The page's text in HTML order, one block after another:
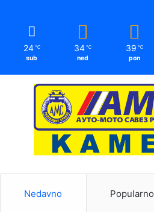
24 ℃
sub
34 ℃
ned
39 ℃
pon
Nedavno Popularno